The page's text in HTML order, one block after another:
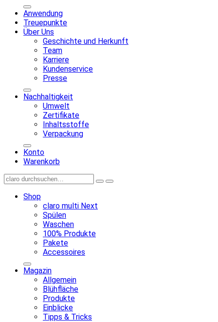
Anwendung
Treuepunkte
Über Uns
Geschichte und Herkunft
Team
Karriere
Kundenservice
Presse
Nachhaltigkeit
Umwelt
Zertifikate
Inhaltsstoffe
Verpackung
Konto
Warenkorb
Shop
claro multi Next
Spülen
Waschen
100% Produkte
Pakete
Accessoires
Magazin
Allgemein
Blühfläche
Produkte
Einblicke
Tipps & Tricks